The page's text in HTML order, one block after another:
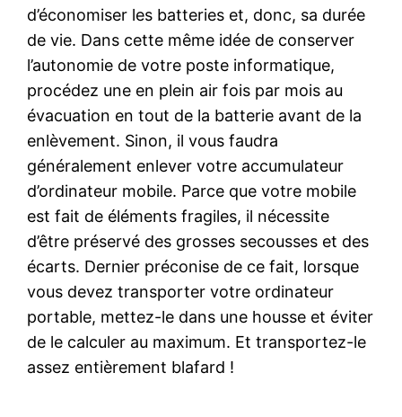
d’économiser les batteries et, donc, sa durée
de vie. Dans cette même idée de conserver
l’autonomie de votre poste informatique,
procédez une en plein air fois par mois au
évacuation en tout de la batterie avant de la
enlèvement. Sinon, il vous faudra
généralement enlever votre accumulateur
d’ordinateur mobile. Parce que votre mobile
est fait de éléments fragiles, il nécessite
d’être préservé des grosses secousses et des
écarts. Dernier préconise de ce fait, lorsque
vous devez transporter votre ordinateur
portable, mettez-le dans une housse et éviter
de le calculer au maximum. Et transportez-le
assez entièrement blafard !